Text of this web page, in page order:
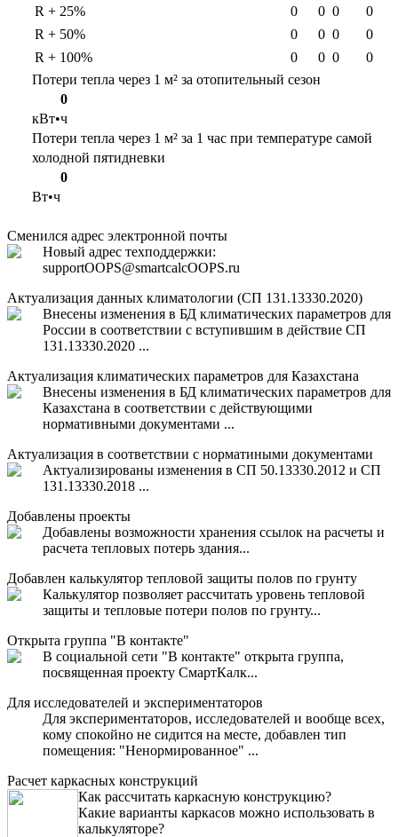
R + 25%
0 0 0
0
R + 50%
0 0 0
0
R + 100%
0 0 0
0
Потери тепла через 1 м² за отопительный сезон
0
кВт•ч
Потери тепла через 1 м² за 1 час при температуре самой
холодной пятидневки
0
Вт•ч
Сменился адрес электронной почты
Новый адрес техподдержки:
supportOOPS@smartcalcOOPS.ru
Актуализация данных климатологии (СП 131.13330.2020)
Внесены изменения в БД климатических параметров для
России в соответствии с вступившим в действие СП
131.13330.2020 ...
Актуализация климатических параметров для Казахстана
Внесены изменения в БД климатических параметров для
Казахстана в соответствии с действующими
нормативными документами ...
Актуализация в соответствии с норматиными документами
Актуализированы изменения в СП 50.13330.2012 и СП
131.13330.2018 ...
Добавлены проекты
Добавлены возможности хранения ссылок на расчеты и
расчета тепловых потерь здания...
Добавлен калькулятор тепловой защиты полов по грунту
Калькулятор позволяет рассчитать уровень тепловой
защиты и тепловые потери полов по грунту...
Открыта группа "В контакте"
В социальной сети "В контакте" открыта группа,
посвященная проекту СмартКалк...
Для исследователей и экспериментаторов
Для экспериментаторов, исследователей и вообще всех,
кому спокойно не сидится на месте, добавлен тип
помещения: "Ненормированное" ...
Расчет каркасных конструкций
Как рассчитать каркасную конструкцию?
Какие варианты каркасов можно использовать в
калькуляторе?